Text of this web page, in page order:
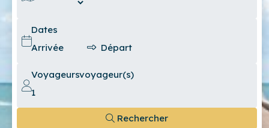
Dates
Voyageursvoyageur(s)
Rechercher